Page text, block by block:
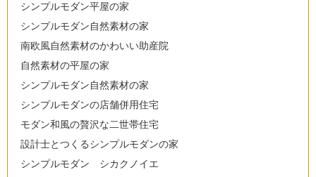
シンプルモダン平屋の家
シンプルモダン自然素材の家
南欧風自然素材のかわいい助産院
自然素材の平屋の家
シンプルモダン自然素材の家
シンプルモダンの店舗併用住宅
モダン和風の贅沢な二世帯住宅
設計士とつくるシンプルモダンの家
シンプルモダン シカクノイエ